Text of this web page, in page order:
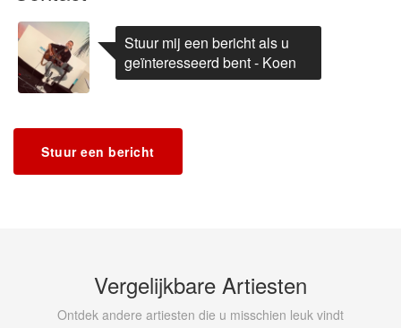
Stuur mij een bericht als u
geïnteresseerd bent - Koen
Stuur een bericht
Vergelijkbare Artiesten
Ontdek andere artiesten die u misschien leuk vindt